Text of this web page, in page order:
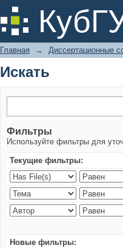
Искать
Главная → Диссертационные
Искать
Фильтры
Используйте фильтры для
Текущие фильтры:
Новые фильтры: